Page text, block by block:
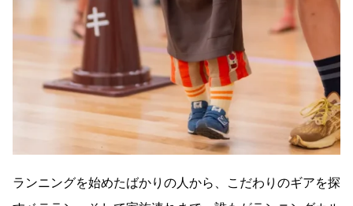
ランニングを始めたばかりの人から、こだわりのギアを探